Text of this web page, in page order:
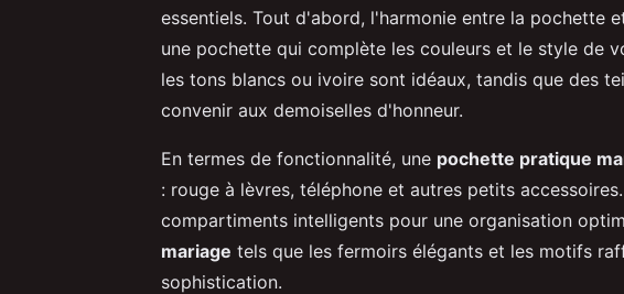
essentiels. Tout d'abord, l'harmonie entre la pochette
une pochette qui complète les couleurs et le style de
les tons blancs ou ivoire sont idéaux, tandis que des
convenir aux demoiselles d'honneur.
En termes de fonctionnalité, une pochette pratique
: rouge à lèvres, téléphone et autres petits
compartiments intelligents pour une organisation
mariage tels que les fermoirs élégants et les motifs
sophistication.